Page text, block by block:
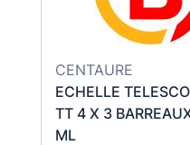
CENTAURE
ECHELLE
TT 4 X 3
ML